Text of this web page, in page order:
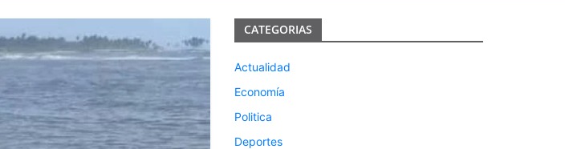
CATEGORIAS
Actualidad
Economía
Politica
Deportes